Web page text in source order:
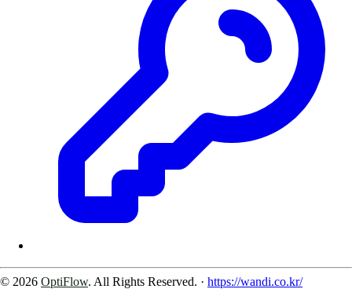
© 2026 OptiFlow. All Rights Reserved. · https://wandi.co.kr/